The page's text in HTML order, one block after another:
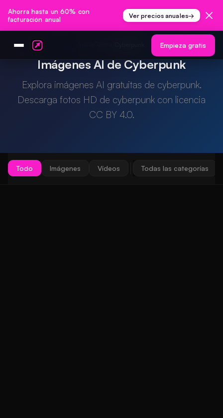
Ahorra hasta un 60% con
facturación anual
Ver precios anuales→
Empieza gratis
Imágenes AI de Cyberpunk
Explora imágenes AI gratuitas de cyberpunk.
Descarga fotos HD de cyberpunk con licencia
CC BY 4.0.
Todo Imágenes Vídeos Todas las categorías